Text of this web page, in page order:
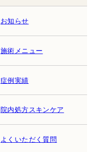
お知らせ
施術メニュー
症例実績
院内処方スキンケア
よくいただく質問